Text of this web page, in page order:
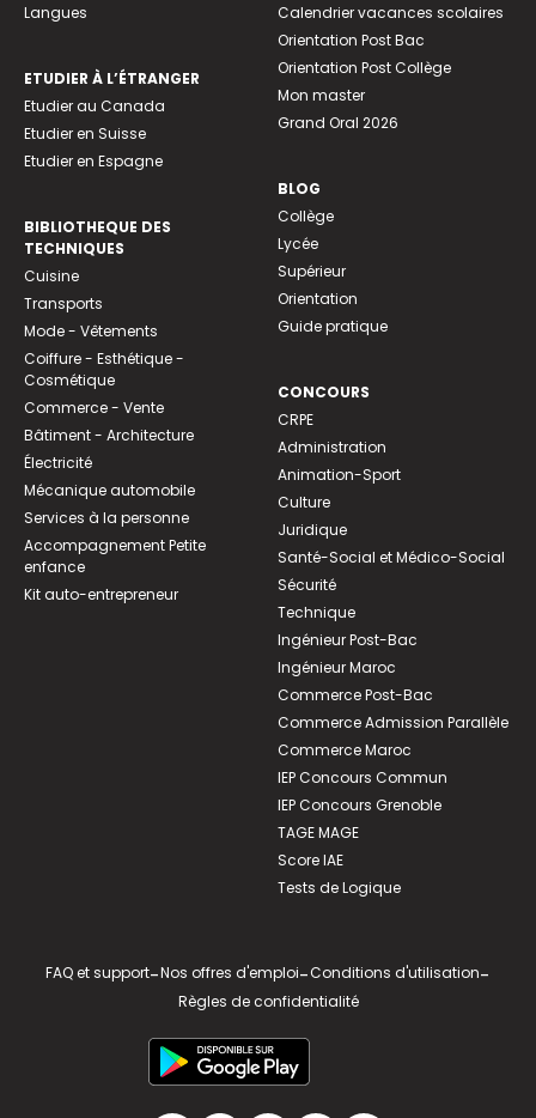
Langues
ETUDIER À L’ÉTRANGER
Etudier au Canada
Etudier en Suisse
Etudier en Espagne
BIBLIOTHEQUE DES
TECHNIQUES
Cuisine
Transports
Mode - Vêtements
Coiffure - Esthétique -
Cosmétique
Commerce - Vente
Bâtiment - Architecture
Électricité
Mécanique automobile
Services à la personne
Accompagnement Petite
enfance
Kit auto-entrepreneur
Calendrier vacances scolaires
Orientation Post Bac
Orientation Post Collège
Mon master
Grand Oral 2026
BLOG
Collège
Lycée
Supérieur
Orientation
Guide pratique
CONCOURS
CRPE
Administration
Animation-Sport
Culture
Juridique
Santé-Social et Médico-Social
Sécurité
Technique
Ingénieur Post-Bac
Ingénieur Maroc
Commerce Post-Bac
Commerce Admission Parallèle
Commerce Maroc
IEP Concours Commun
IEP Concours Grenoble
TAGE MAGE
Score IAE
Tests de Logique
FAQ et support-Nos offres d'emploi-Conditions d'utilisation-
Règles de confidentialité